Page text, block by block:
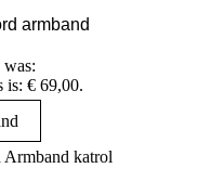
armband
is: € 69,00.